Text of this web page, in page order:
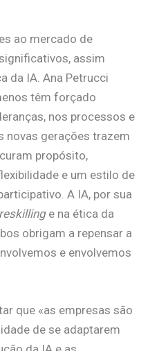
ao mercado de
assim
da IA. Ana Petrucci
têm forçado
nos processos e
novas gerações trazem
propósito,
e um estilo de
A IA, por sua
reskillinge na ética da
obrigam a repensar a
e envolvemos
que «as empresas são
de se adaptarem